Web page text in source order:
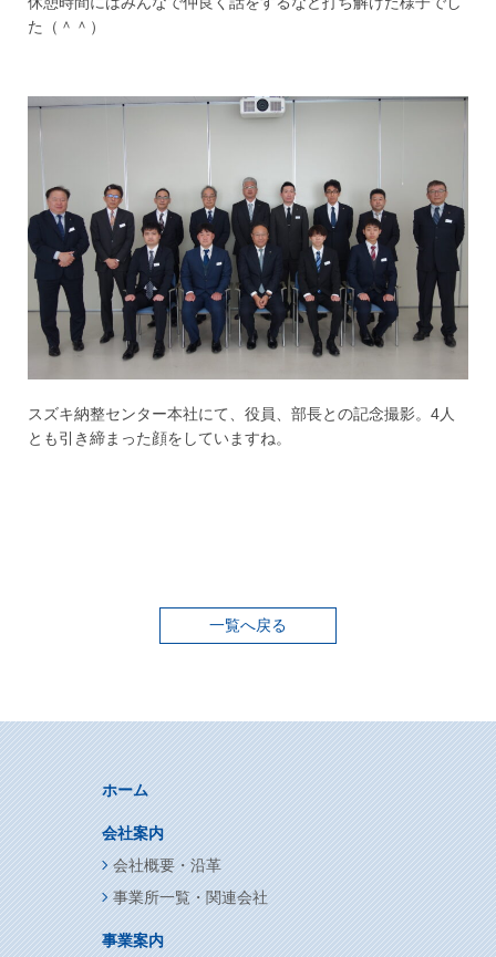
た（＾＾）
スズキ納整センター本社にて、役員、部長との記念撮影。4人
とも引き締まった顔をしていますね。
一覧へ戻る
ホーム
会社案内
会社概要・沿革
事業所一覧・関連会社
事業案内